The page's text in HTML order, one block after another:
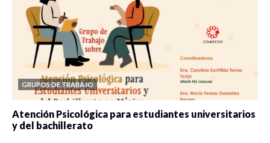
GRUPOS DE TRABAJO
Atención Psicológica para estudiantes universitarios
y del bachillerato